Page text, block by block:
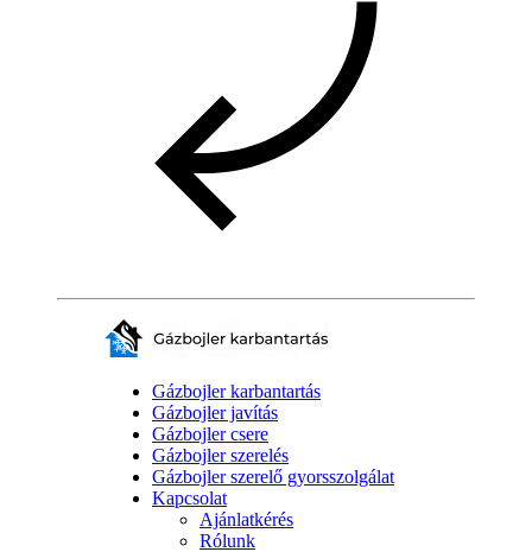
Gázbojler karbantartás
Gázbojler javítás
Gázbojler csere
Gázbojler szerelés
Gázbojler szerelő gyorsszolgálat
Kapcsolat
Ajánlatkérés
Rólunk